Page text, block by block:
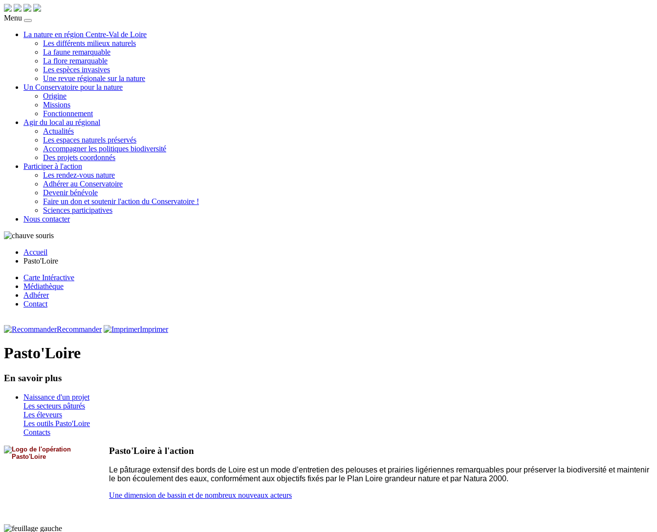
Menu
La nature en région Centre-Val de Loire
Les différents milieux naturels
La faune remarquable
La flore remarquable
Les espèces invasives
Une revue régionale sur la nature
Un Conservatoire pour la nature
Origine
Missions
Fonctionnement
Agir du local au régional
Actualités
Les espaces naturels préservés
Accompagner les politiques biodiversité
Des projets coordonnés
Participer à l'action
Les rendez-vous nature
Adhérer au Conservatoire
Devenir bénévole
Faire un don et soutenir l'action du Conservatoire !
Sciences participatives
Nous contacter
Accueil
Pasto'Loire
Carte Intéractive
Médiathèque
Adhérer
Contact
Recommander Imprimer
Pasto'Loire
En savoir plus
Naissance d'un projet
Les secteurs pâturés
Les éleveurs
Les outils Pasto'Loire
Contacts
Pasto'Loire à l'action
Le pâturage extensif des bords de Loire est un mode d’entretien des pelouses et prairies ligériennes remarquables pour préserver la biodiversité et maintenir
le bon écoulement des eaux, conformément aux objectifs fixés par le Plan Loire grandeur nature et par Natura 2000.
Une dimension de bassin et de nombreux nouveaux acteurs